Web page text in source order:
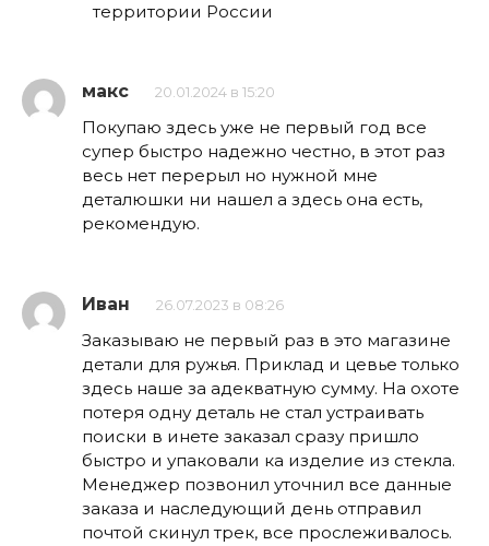
территории России
макс 20.01.2024 в 15:20
Покупаю здесь уже не первый год все
супер быстро надежно честно, в этот раз
весь нет перерыл но нужной мне
деталюшки ни нашел а здесь она есть,
рекомендую.
Иван 26.07.2023 в 08:26
Заказываю не первый раз в это магазине
детали для ружья. Приклад и цевье только
здесь наше за адекватную сумму. На охоте
потеря одну деталь не стал устраивать
поиски в инете заказал сразу пришло
быстро и упаковали ка изделие из стекла.
Менеджер позвонил уточнил все данные
заказа и наследующий день отправил
почтой скинул трек, все прослеживалось.